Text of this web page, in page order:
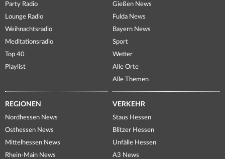
Party Radio
Lounge Radio
Weihnachtsradio
Meditationsradio
Top 40
Playlist
Gießen News
Fulda News
Bayern News
Sport
Wetter
Alle Orte
Alle Themen
REGIONEN
Nordhessen News
Osthessen News
Mittelhessen News
Rhein-Main News
VERKEHR
Staus Hessen
Blitzer Hessen
Unfälle Hessen
A3 News